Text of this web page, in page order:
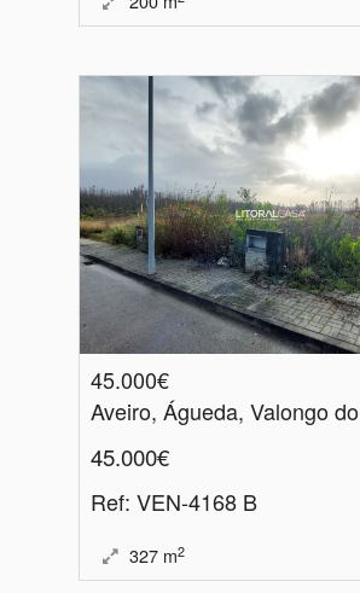
45.000€
Aveiro, Águeda, Valongo
45.000€
Ref: VEN-4168 B
327 m2